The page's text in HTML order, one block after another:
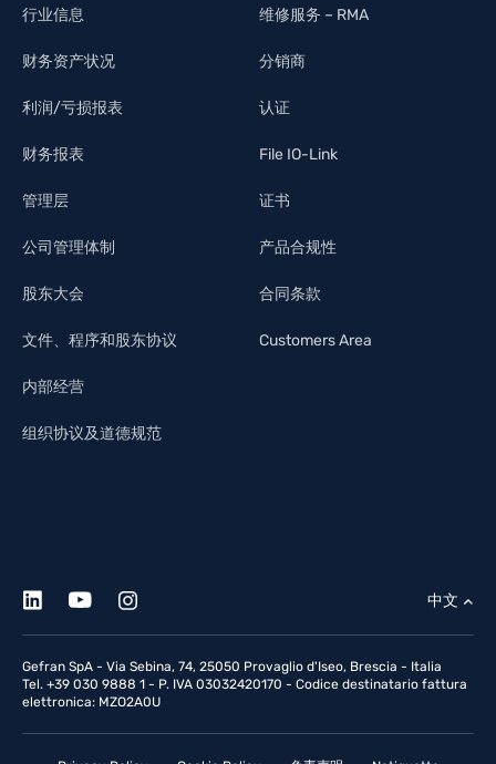
行业信息
财务资产状况
利润/亏损报表
财务报表
管理层
公司管理体制
股东大会
文件、程序和股东协议
内部经营
组织协议及道德规范
维修服务 – RMA
分销商
认证
File IO-Link
证书
产品合规性
合同条款
Customers Area
Gefran SpA - Via Sebina, 74, 25050 Provaglio d'Iseo, Brescia - Italia
Tel. +39 030 9888 1 - P. IVA 03032420170 - Codice destinatario fattura
elettronica: MZO2A0U
中文